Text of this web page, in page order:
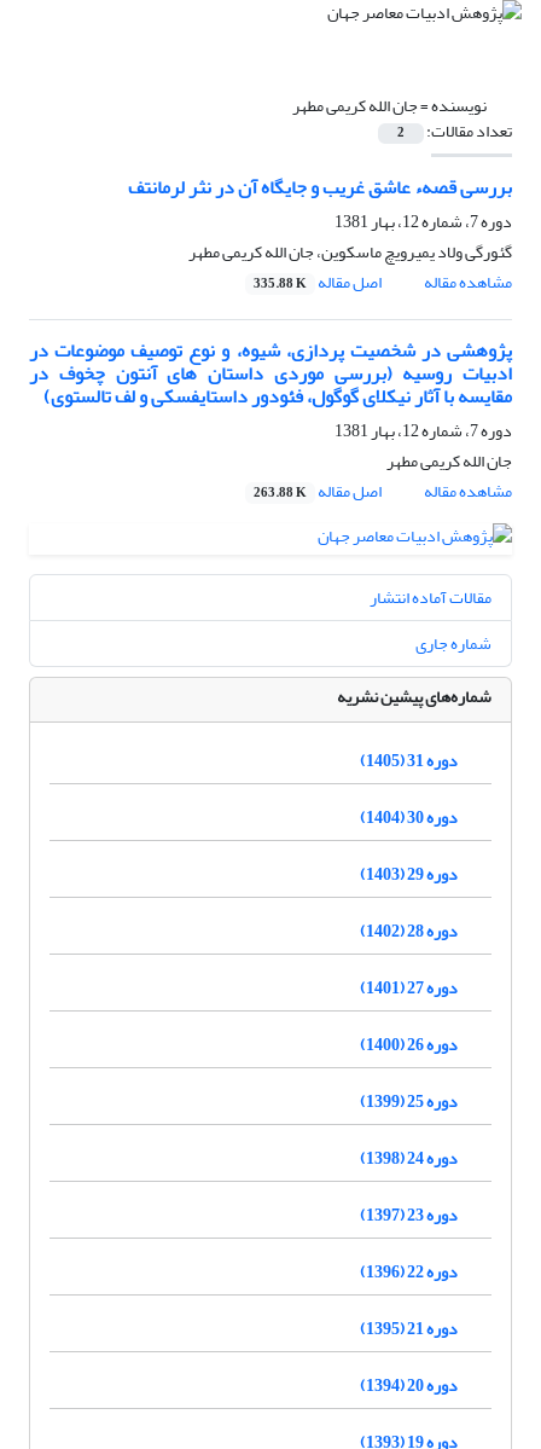
نویسنده =جان الله کریمى مطهر
تعداد مقالات: 2
بررسی قصهء عاشق غریب و جایگاه آن در نثر لرمانتف
دوره 7، شماره 12، بهار 1381
گئورگى ولاد یمیرویچ ماسکوین، جان الله کریمى مطهر
مشاهده مقاله
اصل مقاله 335.88 K
پژوهشی در شخصیت پردازی، شیوه، و نوع توصیف موضوعات در
ادبیات روسیه (بررسی موردی داستان های آنتون چخوف در
مقایسه با آثار نیکلای گوگول، فئودور داستایفسکی و لف تالستوی)
دوره 7، شماره 12، بهار 1381
جان الله کریمى مطهر
مشاهده مقاله
اصل مقاله 263.88 K
مقالات آماده انتشار
شماره جاری
شماره‌های پیشین نشریه
دوره 31 (1405)
دوره 30 (1404)
دوره 29 (1403)
دوره 28 (1402)
دوره 27 (1401)
دوره 26 (1400)
دوره 25 (1399)
دوره 24 (1398)
دوره 23 (1397)
دوره 22 (1396)
دوره 21 (1395)
دوره 20 (1394)
دوره 19 (1393)